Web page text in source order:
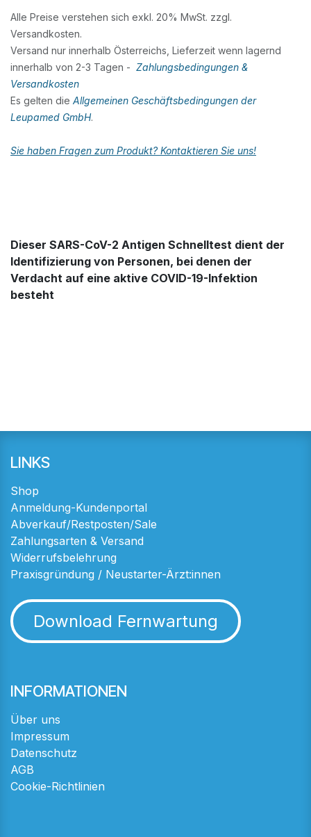
Alle Preise verstehen sich exkl. 20% MwSt. zzgl.
Versandkosten.
Versand nur innerhalb Österreichs, Lieferzeit wenn lagernd
innerhalb von 2-3 Tagen - Zahlungsbedingungen &
Versandkosten
Es gelten die Allgemeinen Geschäftsbedingungen der
Leupamed GmbH.
Sie haben Fragen zum Produkt? Kontaktieren Sie uns!
Dieser SARS-CoV-2 Antigen Schnelltest dient der
Identifizierung von Personen, bei denen der
Verdacht auf eine aktive COVID-19-Infektion
besteht
LINKS
Shop
Anmeldung-Kundenportal
Abverkauf/Restposten/Sale
Zahlungsarten & Versand
Widerrufsbelehrung
Praxisgründung / Neustarter-Ärzt:innen
Download Fernwartung
INFORMATIONEN
Über uns
Impressum
Datenschutz
AGB
Cookie-Richtlinien